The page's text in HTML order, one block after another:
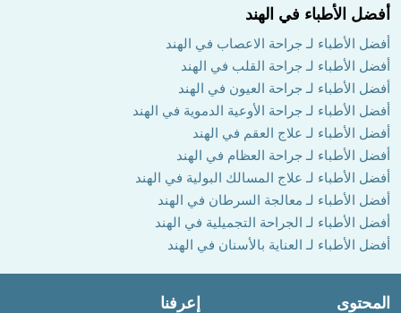
أفضل الأطباء في الهند
أفضل الأطباء لـ جراحة الاعصاب في الهند
أفضل الأطباء لـ جراحة القلب في الهند
أفضل الأطباء لـ جراحة العيون في الهند
أفضل الأطباء لـ جراحة الأوعية الدموية في الهند
أفضل الأطباء لـ علاج العقم في الهند
أفضل الأطباء لـ جراحة العظام في الهند
أفضل الأطباء لـ علاج المسالك البولية في الهند
أفضل الأطباء لـ معالجة السرطان في الهند
أفضل الأطباء لـ الجراحة التجميلية في الهند
أفضل الأطباء لـ العناية بالأسنان في الهند
المحتوى إعرفنا